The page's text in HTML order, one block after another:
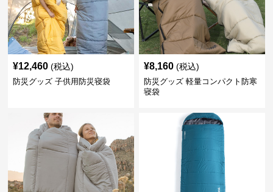
¥12,460 (税込)
防災グッズ 子供用防災寝袋
¥8,160 (税込)
防災グッズ 軽量コンパクト防寒
寝袋